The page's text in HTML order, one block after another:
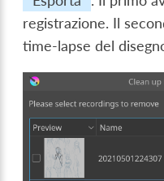
registrazione. Il
time-lapse del